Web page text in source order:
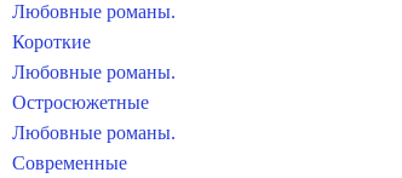
Любовные романы.
Короткие
Любовные романы.
Остросюжетные
Любовные романы.
Современные